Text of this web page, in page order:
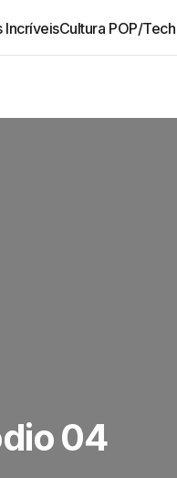
IncríveisCultura POP/Tech
04